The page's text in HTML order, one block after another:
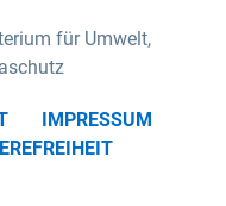
für Umwelt,
IMPRESSUM